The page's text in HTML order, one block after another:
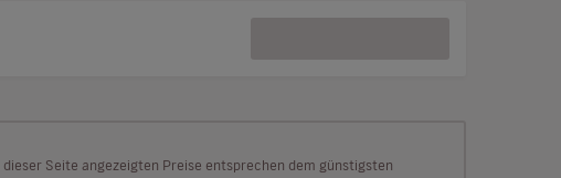
Seite angezeigten Preise entsprechen dem günstigsten